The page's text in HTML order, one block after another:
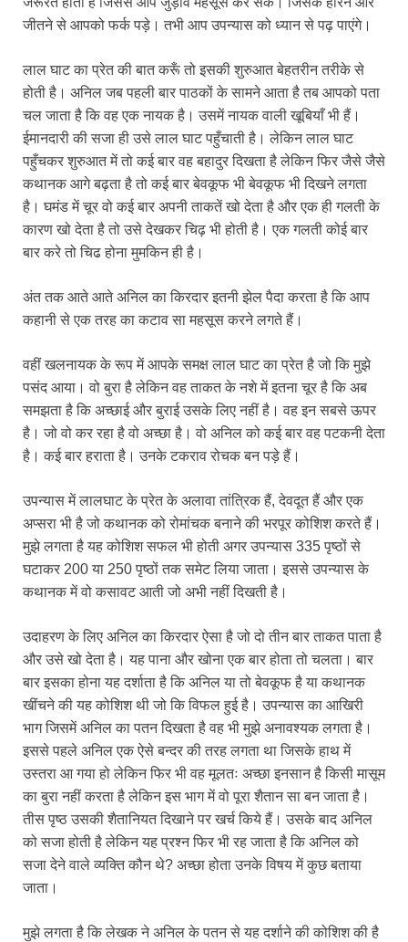
जीतने से आपको फर्क पड़े। तभी आप उपन्यास को ध्यान से पढ़ पाएंगे।
लाल घाट का प्रेत की बात करूँ तो इसकी शुरुआत बेहतरीन तरीके से
होती है। अनिल जब पहली बार पाठकों के सामने आता है तब आपको पता
चल जाता है कि वह एक नायक है। उसमें नायक वाली खूबियाँ भी हैं।
ईमानदारी की सजा ही उसे लाल घाट पहुँचाती है। लेकिन लाल घाट
पहुँचकर शुरुआत में तो कई बार वह बहादुर दिखता है लेकिन फिर जैसे जैसे
कथानक आगे बढ़ता है तो कई बार बेवकूफ भी बेवकूफ भी दिखने लगता
है। घमंड में चूर वो कई बार अपनी ताकतें खो देता है और एक ही गलती के
कारण खो देता है तो उसे देखकर चिढ़ भी होती है। एक गलती कोई बार
बार करे तो चिढ होना मुमकिन ही है।
अंत तक आते आते अनिल का किरदार इतनी झेल पैदा करता है कि आप
कहानी से एक तरह का कटाव सा महसूस करने लगते हैं।
वहीं खलनायक के रूप में आपके समक्ष लाल घाट का प्रेत है जो कि मुझे
पसंद आया। वो बुरा है लेकिन वह ताकत के नशे में इतना चूर है कि अब
समझता है कि अच्छाई और बुराई उसके लिए नहीं है। वह इन सबसे ऊपर
है। जो वो कर रहा है वो अच्छा है। वो अनिल को कई बार वह पटकनी देता
है। कई बार हराता है। उनके टकराव रोचक बन पड़े हैं।
उपन्यास में लालघाट के प्रेत के अलावा तांत्रिक हैं, देवदूत हैं और एक
अप्सरा भी है जो कथानक को रोमांचक बनाने की भरपूर कोशिश करते हैं।
मुझे लगता है यह कोशिश सफल भी होती अगर उपन्यास 335 पृष्ठों से
घटाकर 200 या 250 पृष्ठों तक समेट लिया जाता। इससे उपन्यास के
कथानक में वो कसावट आती जो अभी नहीं दिखती है।
उदाहरण के लिए अनिल का किरदार ऐसा है जो दो तीन बार ताकत पाता है
और उसे खो देता है। यह पाना और खोना एक बार होता तो चलता। बार
बार इसका होना यह दर्शाता है कि अनिल या तो बेवकूफ है या कथानक
खींचने की यह कोशिश थी जो कि विफल हुई है। उपन्यास का आखिरी
भाग जिसमें अनिल का पतन दिखता है वह भी मुझे अनावश्यक लगता है।
इससे पहले अनिल एक ऐसे बन्दर की तरह लगता था जिसके हाथ में
उस्तरा आ गया हो लेकिन फिर भी वह मूलतः अच्छा इनसान है किसी मासूम
का बुरा नहीं करता है लेकिन इस भाग में वो पूरा शैतान सा बन जाता है।
तीस पृष्ठ उसकी शैतानियत दिखाने पर खर्च किये हैं। उसके बाद अनिल
को सजा होती है लेकिन यह प्रश्न फिर भी रह जाता है कि अनिल को
सजा देने वाले व्यक्ति कौन थे? अच्छा होता उनके विषय में कुछ बताया
जाता।
मुझे लगता है कि लेखक ने अनिल के पतन से यह दर्शाने की कोशिश की है